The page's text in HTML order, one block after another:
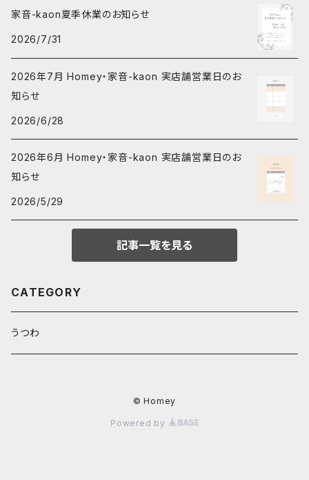
家音-kaon夏季休業のお知らせ
2026/7/31
2026年7月 Homey・家音-kaon 実店舗営業日のお
知らせ
2026/6/28
2026年6月 Homey・家音-kaon 実店舗営業日のお
知らせ
2026/5/29
記事一覧を見る
CATEGORY
うつわ
© Homey
Powered by